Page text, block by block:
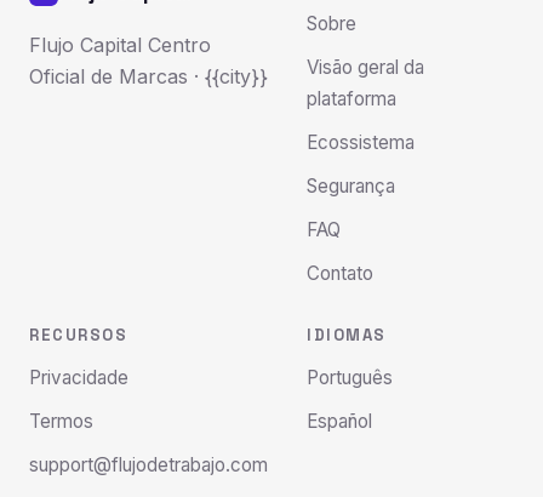
Flujo Capital Centro
Oficial de Marcas · {{city}}
Sobre
Visão geral da
plataforma
Ecossistema
Segurança
FAQ
Contato
RECURSOS
Privacidade
Termos
support@flujodetrabajo.com
IDIOMAS
Português
Español